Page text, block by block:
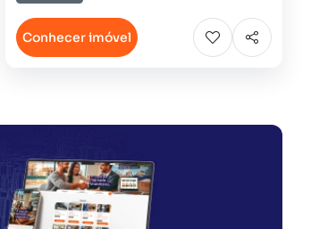
Conhecer imóvel